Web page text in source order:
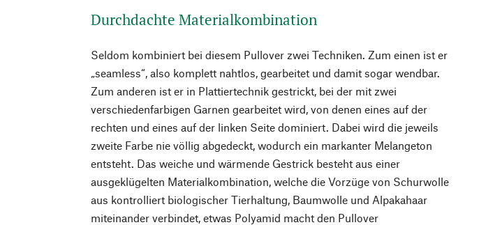
Durchdachte Materialkombination
Seldom kombiniert bei diesem Pullover zwei Techniken. Zum einen ist er
„seamless“, also komplett nahtlos, gearbeitet und damit sogar wendbar.
Zum anderen ist er in Plattiertechnik gestrickt, bei der mit zwei
verschiedenfarbigen Garnen gearbeitet wird, von denen eines auf der
rechten und eines auf der linken Seite dominiert. Dabei wird die jeweils
zweite Farbe nie völlig abgedeckt, wodurch ein markanter Melangeton
entsteht. Das weiche und wärmende Gestrick besteht aus einer
ausgeklügelten Materialkombination, welche die Vorzüge von Schurwolle
aus kontrolliert biologischer Tierhaltung, Baumwolle und Alpakahaar
miteinander verbindet, etwas Polyamid macht den Pullover